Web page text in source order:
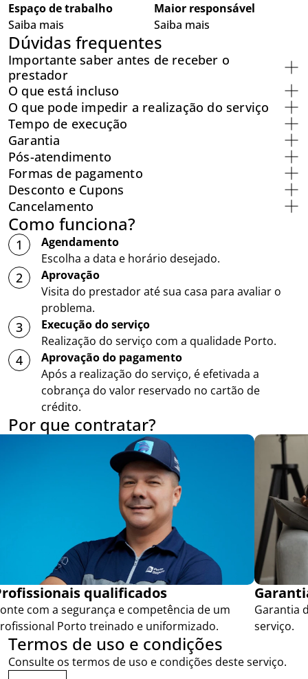
Espaço de trabalho
Saiba mais
Maior responsável
Saiba mais
Dúvidas frequentes
Importante saber antes de receber o
prestador
O que está incluso
O que pode impedir a realização do serviço
Tempo de execução
Garantia
Pós-atendimento
Formas de pagamento
Desconto e Cupons
Cancelamento
Como funciona?
1
Agendamento
Escolha a data e horário desejado.
2
Aprovação
Visita do prestador até sua casa para avaliar o
problema.
3
Execução do serviço
Realização do serviço com a qualidade Porto.
4
Aprovação do pagamento
Após a realização do serviço, é efetivada a
cobrança do valor reservado no cartão de
crédito.
Por que contratar?
qualificados
com a segurança e competência de um
Porto treinado e uniformizado.
Garantia
serviço.
Termos de uso e condições
Consulte os termos de uso e condições deste serviço.